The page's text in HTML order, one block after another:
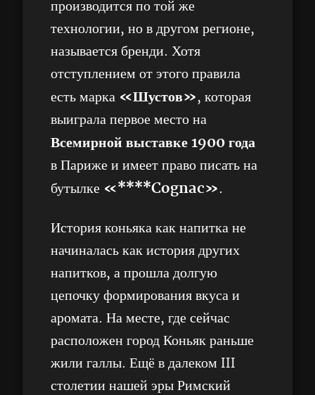
производится по той же
технологии, но в другом регионе,
называется бренди. Хотя
отступлением от этого правила
есть марка «Шустов», которая
выиграла первое место на
Всемирной выставке 1900 года
в Париже и имеет право писать на
бутылке «****Cognac».
История коньяка как напитка не
начиналась как история других
напитков, а прошла долгую
цепочку формирования вкуса и
аромата. На месте, где сейчас
расположен город Коньяк раньше
жили галлы. Ещё в далеком III
столетии нашей эры Римский